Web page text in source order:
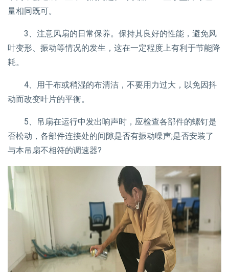
量相同既可。
3、注意风扇的日常保养。保持其良好的性能，避免风
叶变形、振动等情况的发生，这在一定程度上有利于节能降
耗。
4、用干布或稍湿的布清洁，不要用力过大，以免因抖
动而改变叶片的平衡。
5、吊扇在运行中发出响声时，应检查各部件的螺钉是
否松动，各部件连接处的间隙是否有振动噪声;是否安装了
与本吊扇不相符的调速器?